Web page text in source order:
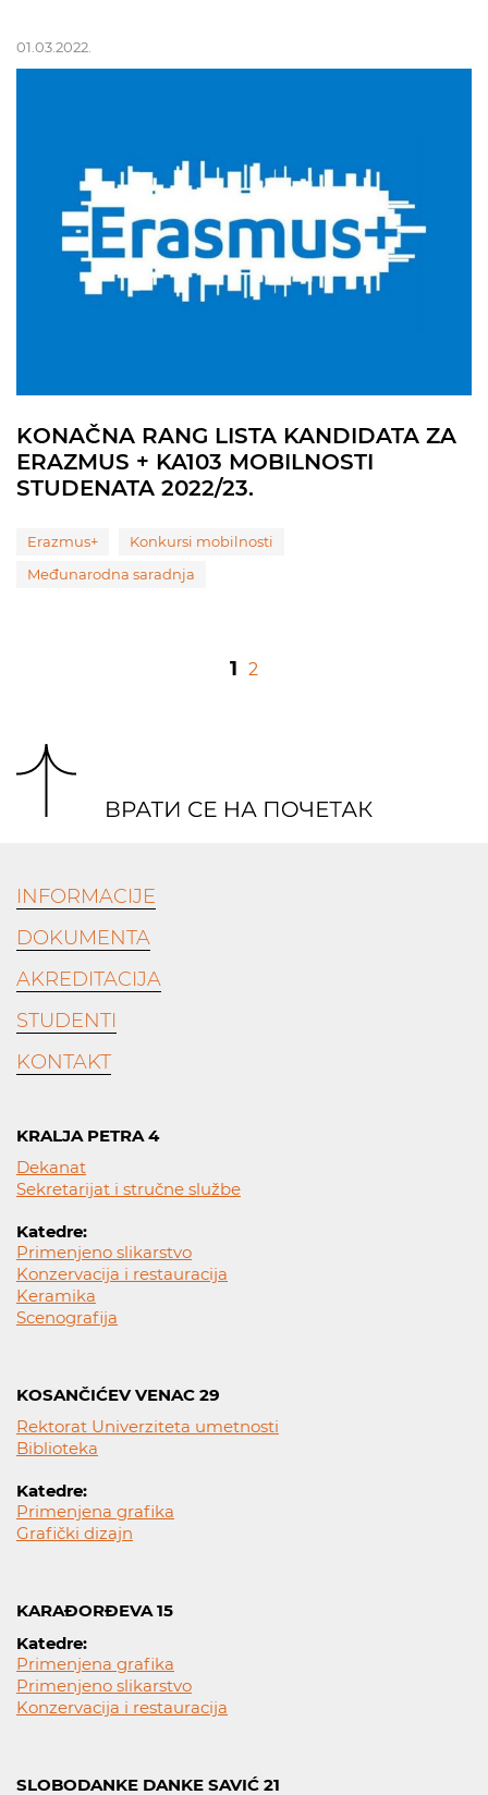
01.03.2022.
KONAČNA RANG LISTA KANDIDATA ZA
ERAZMUS + KA103 MOBILNOSTI
STUDENATA 2022/23.
Erazmus+
Konkursi mobilnosti
Međunarodna saradnja
1 2
INFORMACIJE
DOKUMENTA
AKREDITACIJA
STUDENTI
KONTAKT
KRALJA PETRA 4
Dekanat
Sekretarijat i stručne službe
Katedre:
Primenjeno slikarstvo
Konzervacija i restauracija
Keramika
Scenografija
KOSANČIĆEV VENAC 29
Rektorat Univerziteta umetnosti
Biblioteka
Katedre:
Primenjena grafika
Grafički dizajn
KARAĐORĐEVA 15
Katedre:
Primenjena grafika
Primenjeno slikarstvo
Konzervacija i restauracija
SLOBODANKE DANKE SAVIĆ 21